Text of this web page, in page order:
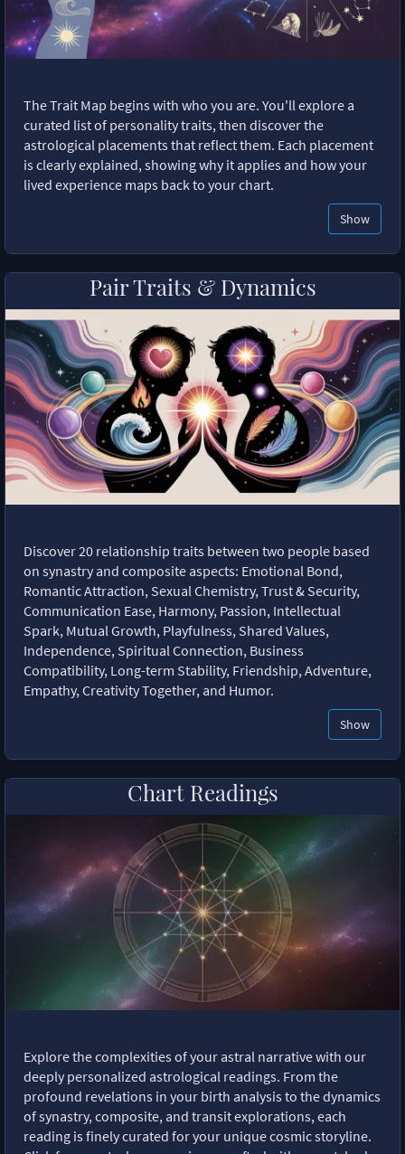
The Trait Map begins with who you are. You'll explore a
curated list of personality traits, then discover the
astrological placements that reflect them. Each placement
is clearly explained, showing why it applies and how your
lived experience maps back to your chart.
Show
Pair Traits & Dynamics
Discover 20 relationship traits between two people based
on synastry and composite aspects: Emotional Bond,
Romantic Attraction, Sexual Chemistry, Trust & Security,
Communication Ease, Harmony, Passion, Intellectual
Spark, Mutual Growth, Playfulness, Shared Values,
Independence, Spiritual Connection, Business
Compatibility, Long-term Stability, Friendship, Adventure,
Empathy, Creativity Together, and Humor.
Show
Chart Readings
Explore the complexities of your astral narrative with our
deeply personalized astrological readings. From the
profound revelations in your birth analysis to the dynamics
of synastry, composite, and transit explorations, each
reading is finely curated for your unique cosmic storyline.